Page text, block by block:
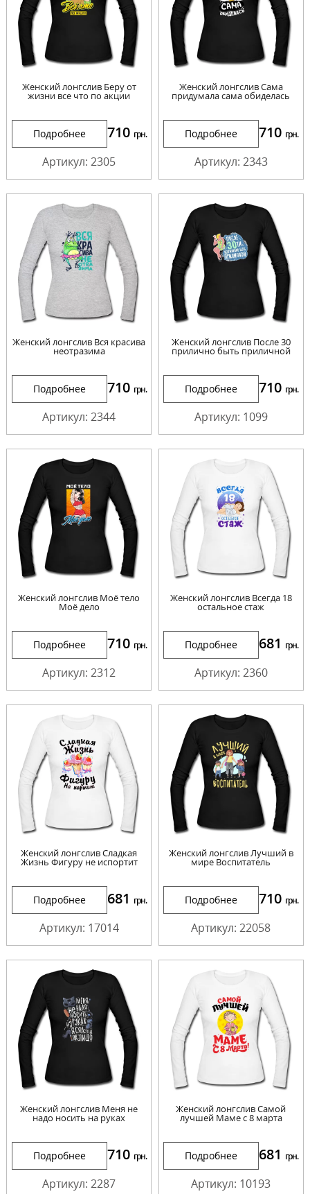
Женский лонгслив Беру от
жизни все что по акции
Подробнее 710 грн.
Артикул: 2305
Женский лонгслив Сама
придумала сама обиделась
Подробнее 710 грн.
Артикул: 2343
Женский лонгслив Вся красива
неотразима
Подробнее 710 грн.
Артикул: 2344
Женский лонгслив После 30
прилично быть приличной
Подробнее 710 грн.
Артикул: 1099
Женский лонгслив Моё тело
Моё дело
Подробнее 710 грн.
Артикул: 2312
Женский лонгслив Всегда 18
остальное стаж
Подробнее 681 грн.
Артикул: 2360
Женский лонгслив Сладкая
Жизнь Фигуру не испортит
Подробнее 681 грн.
Артикул: 17014
Женский лонгслив Лучший в
мире Воспитатель
Подробнее 710 грн.
Артикул: 22058
Женский лонгслив Меня не
надо носить на руках
Подробнее 710 грн.
Артикул: 2287
Женский лонгслив Самой
лучшей Маме с 8 марта
Подробнее 681 грн.
Артикул: 10193